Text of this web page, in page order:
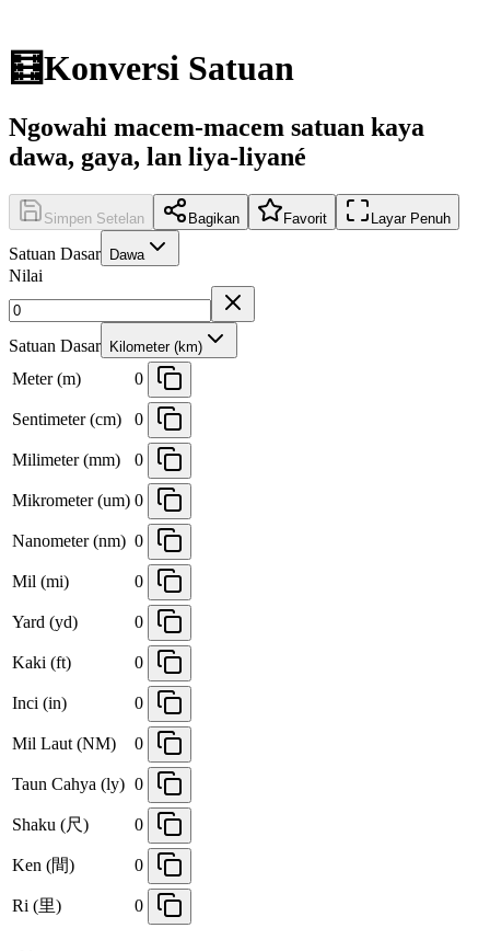
🧮Konversi Satuan
Ngowahi macem-macem satuan kaya
dawa, gaya, lan liya-liyané
Simpen Setelan Bagikan Favorit Layar Penuh
Satuan Dasar Dawa
Nilai
Satuan Dasar Kilometer (km)
Meter (m) 0
Sentimeter (cm) 0
Milimeter (mm) 0
Mikrometer (um) 0
Nanometer (nm) 0
Mil (mi) 0
Yard (yd) 0
Kaki (ft) 0
Inci (in) 0
Mil Laut (NM) 0
Taun Cahya (ly) 0
Shaku (尺) 0
Ken (間) 0
Ri (里) 0